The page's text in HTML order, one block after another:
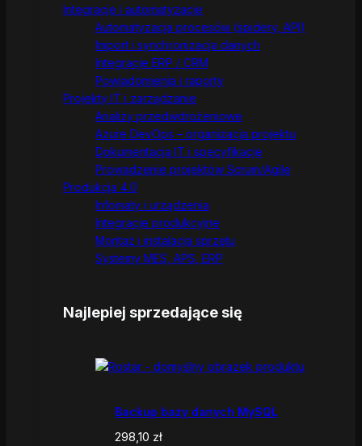
Integracje i automatyzacje
Automatyzacja procesów (spidery, API)
Import i synchronizacja danych
Integracje ERP / CRM
Powiadomienia i raporty
Projekty IT i zarządzanie
Analizy przedwdrożeniowe
Azure DevOps – organizacja projektu
Dokumentacja IT i specyfikacje
Prowadzenie projektów Scrum/Agile
Produkcja 4.0
Infomaty i urządzenia
Integracje produkcyjne
Montaż i instalacja sprzętu
Systemy MES, APS, ERP
Najlepiej sprzedające się
Backup bazy danych MySQL
298,10 zł